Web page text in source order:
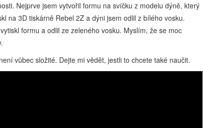
Nejprve jsem vytvořil formu na svíčku z modelu dýně, který
na 3D tiskárně Rebel 2Z a dýni jsem odlil z bílého vosku.
formu a odlil ze zeleného vosku. Myslím, že se moc
vůbec složité. Dejte mi vědět, jestli to chcete také naučit.